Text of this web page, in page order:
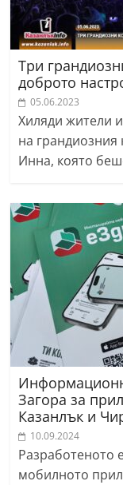
Три
доброто
05.06.2023
Хиляди жители
на грандиозния
Инна, която
Загора за
Казанлък и
10.09.2024
Разработеното
мобилното